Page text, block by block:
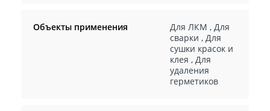
Объекты применения Для ЛКМ , Для
сварки , Для
сушки красок и
клея , Для
удаления
герметиков